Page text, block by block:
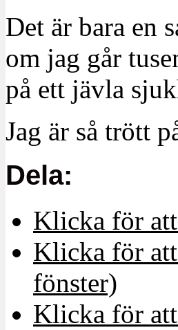
Det är bara en
om jag går
på ett jävla
Jag är så trött
Dela:
Klicka för
Klicka för
fönster)
Klicka för